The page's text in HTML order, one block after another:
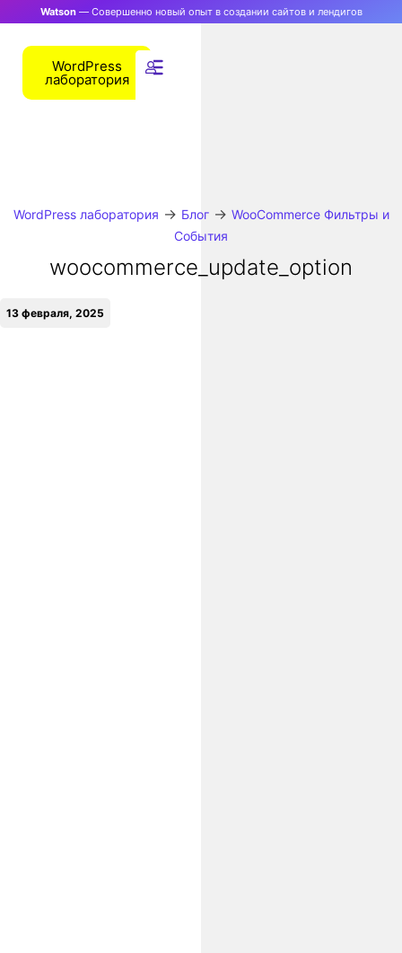
Watson— Совершенно новый опыт в создании сайтов и лендигов
WordPress
лаборатория
WordPress лаборатория → Блог→ WooCommerce Фильтры и
События
woocommerce_update_option
13 февраля, 2025